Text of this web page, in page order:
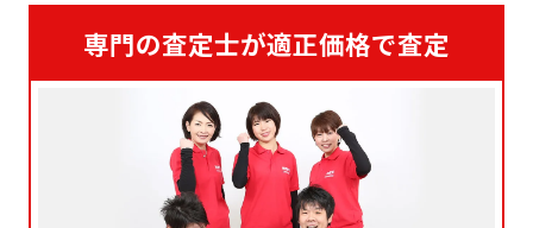
専門の査定士が適正価格で査定